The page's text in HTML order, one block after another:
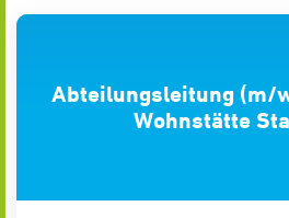
Abteilungsleitung (m/
Wohnstätte